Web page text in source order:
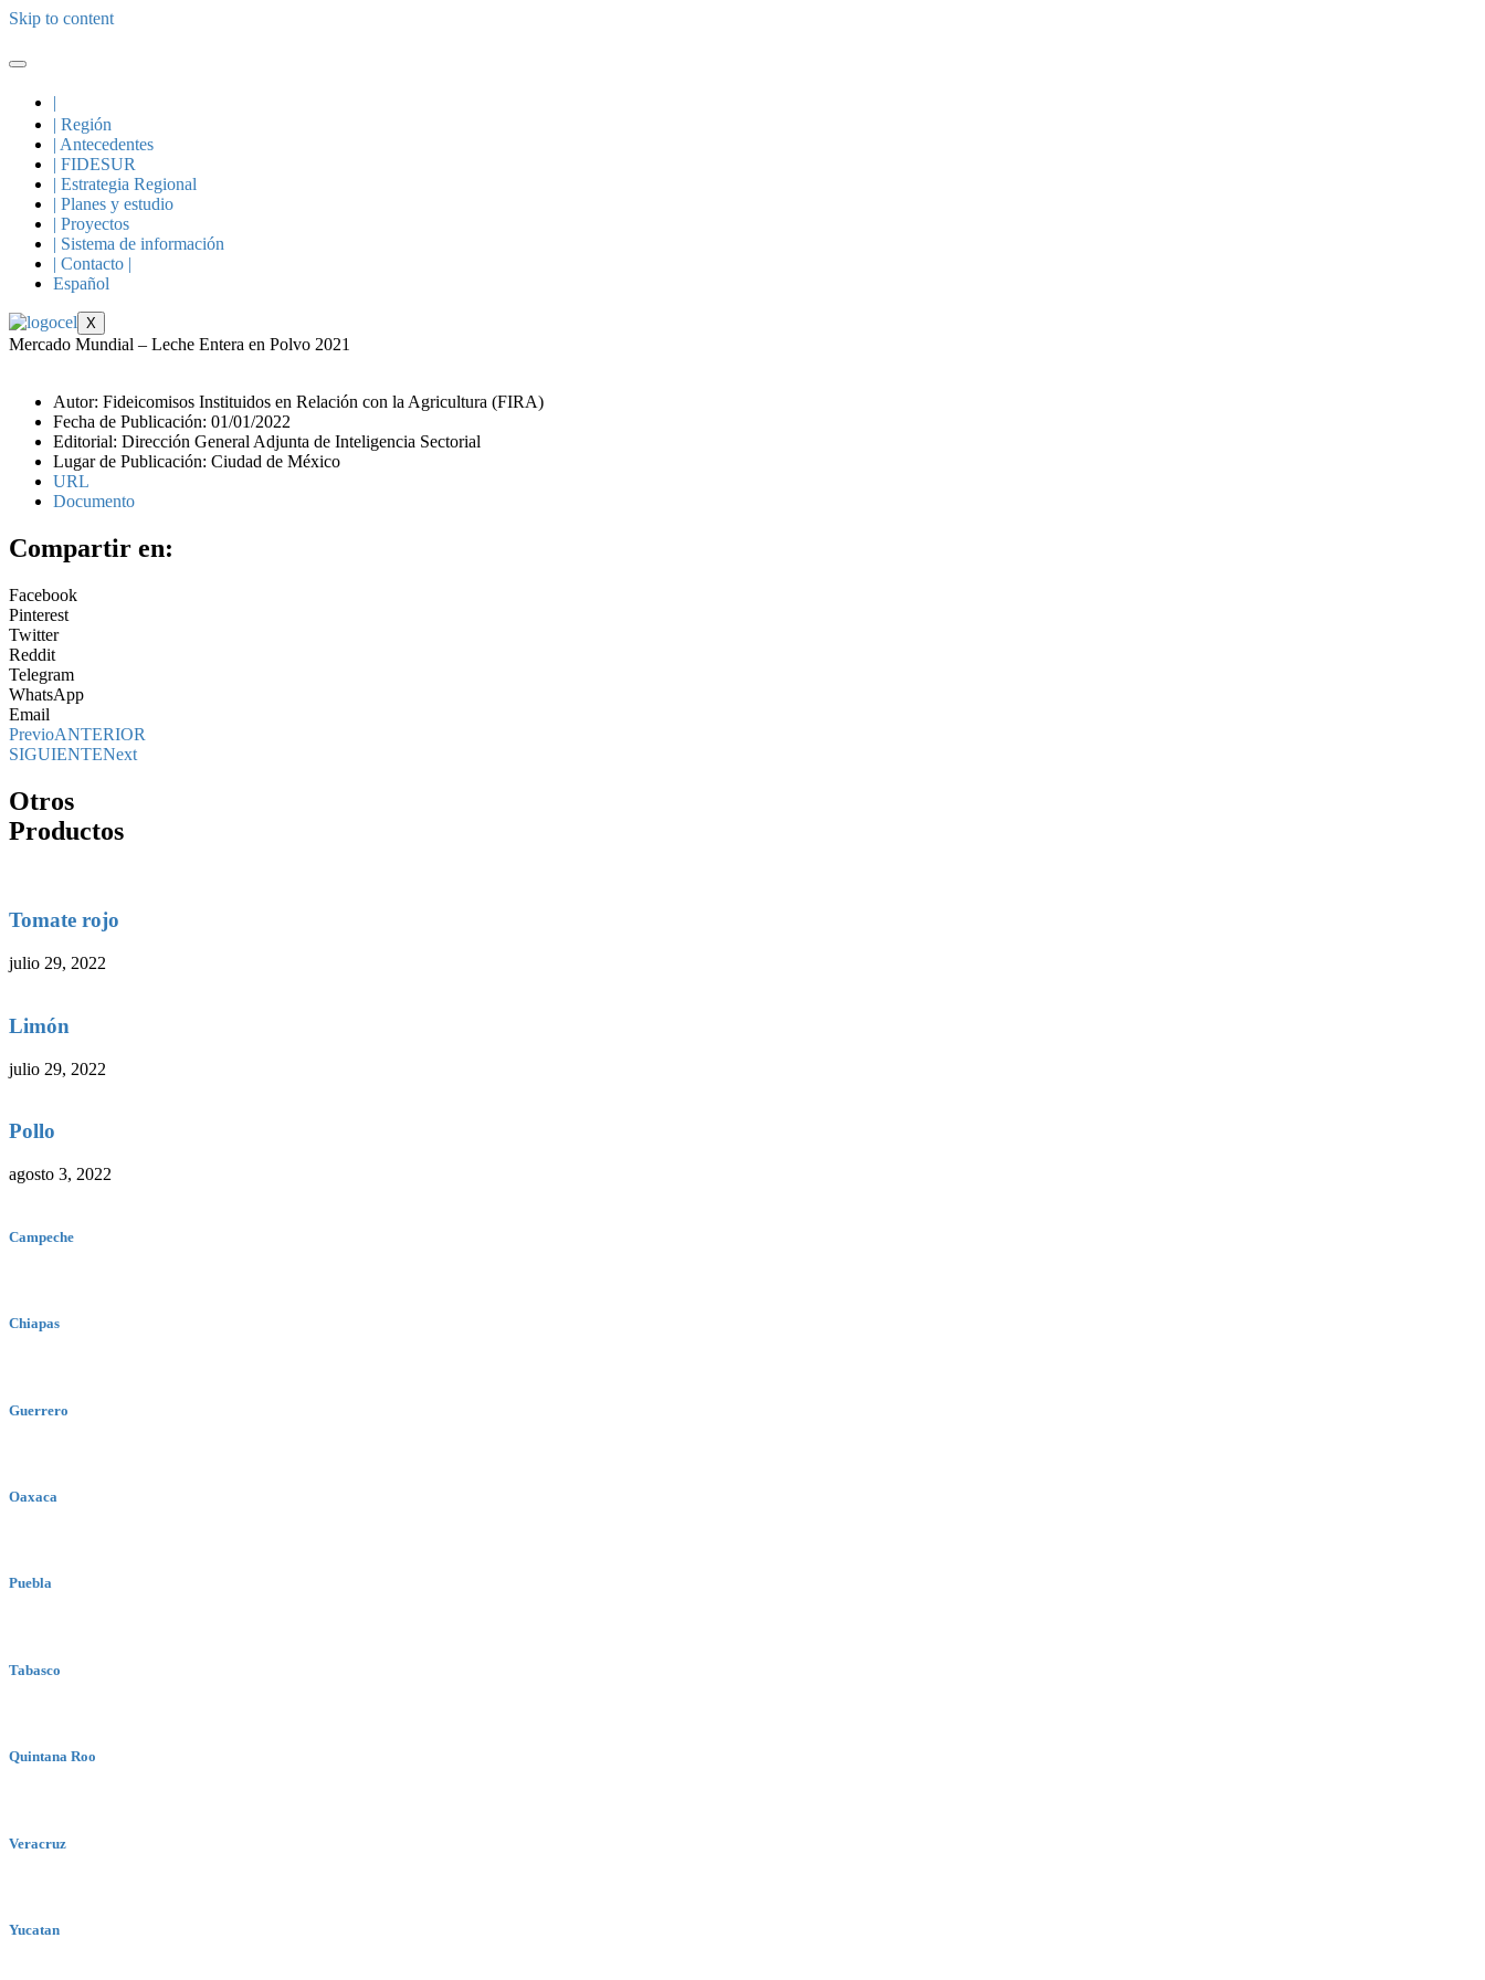
Skip to content
|
| Región
| Antecedentes
| FIDESUR
| Estrategia Regional
| Planes y estudio
| Proyectos
| Sistema de información
| Contacto |
Español
X
Mercado Mundial – Leche Entera en Polvo 2021
Autor: Fideicomisos Instituidos en Relación con la Agricultura (FIRA)
Fecha de Publicación: 01/01/2022
Editorial: Dirección General Adjunta de Inteligencia Sectorial
Lugar de Publicación: Ciudad de México
URL
Documento
Compartir en:
Facebook
Pinterest
Twitter
Reddit
Telegram
WhatsApp
Email
PrevioANTERIOR
SIGUIENTENext
Otros
Productos
Tomate rojo
julio 29, 2022
Limón
julio 29, 2022
Pollo
agosto 3, 2022
Campeche
Chiapas
Guerrero
Oaxaca
Puebla
Tabasco
Quintana Roo
Veracruz
Yucatan